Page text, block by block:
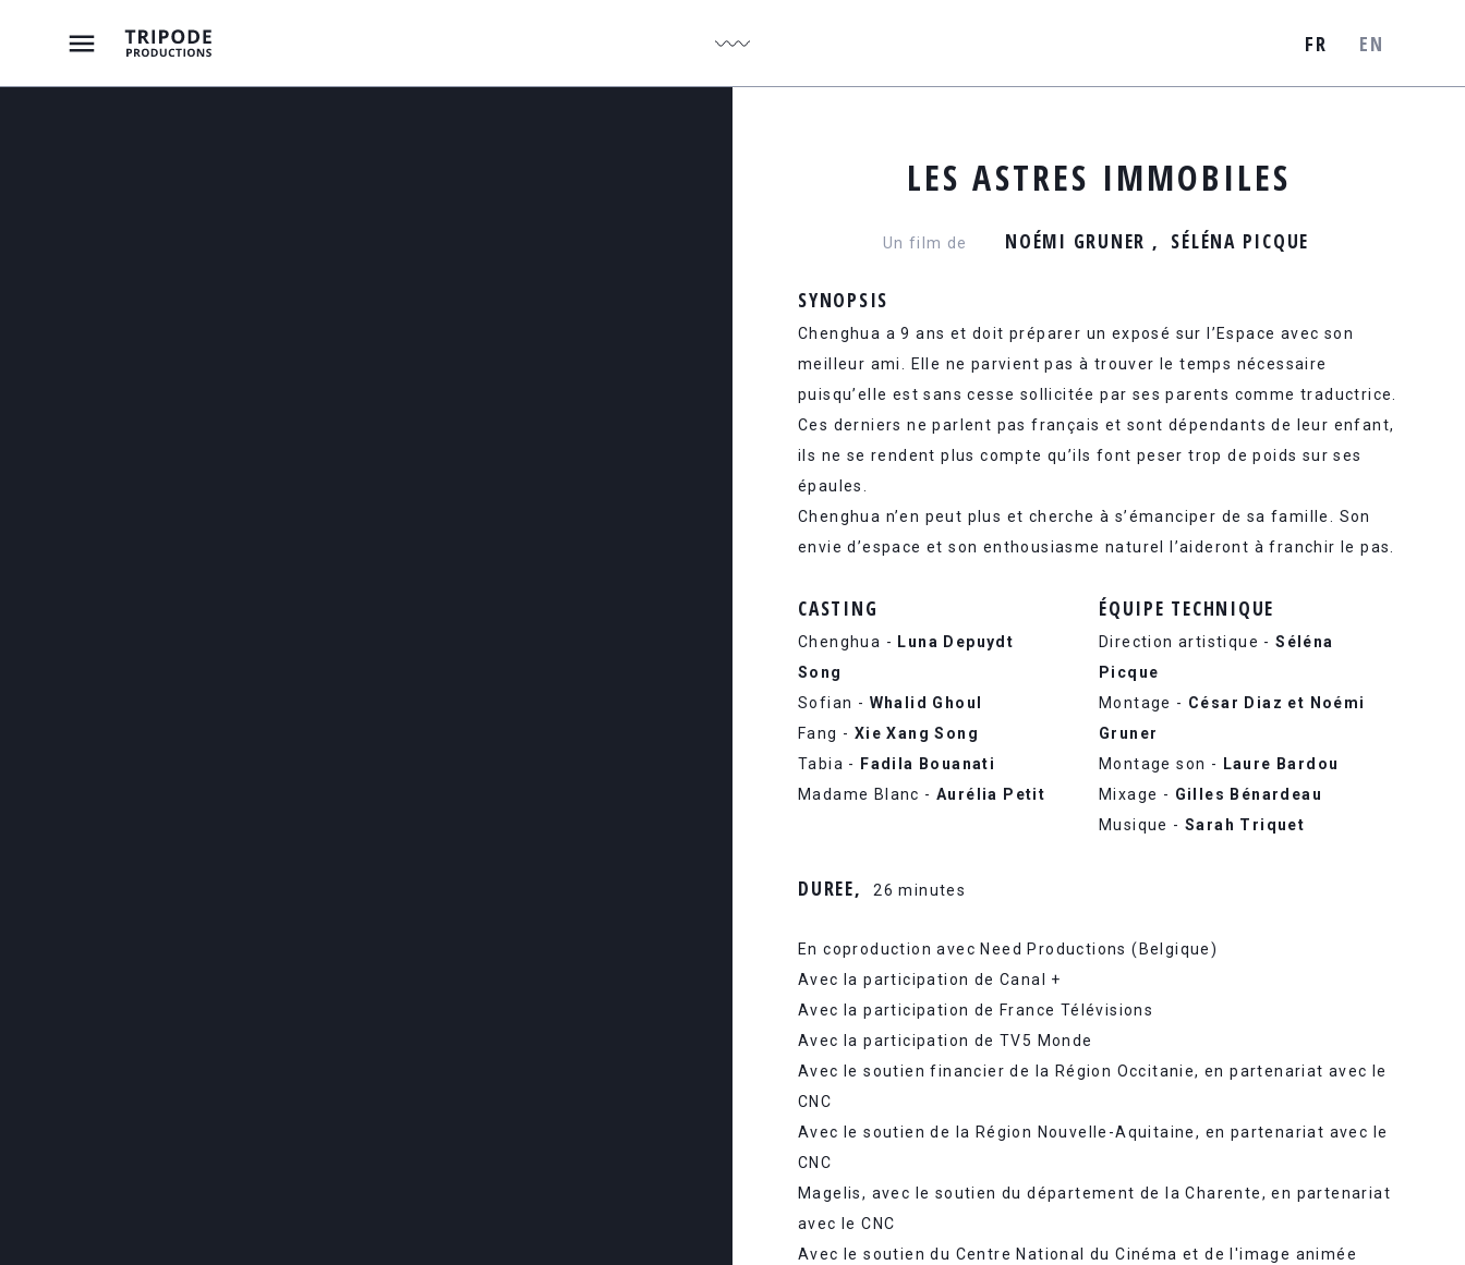
LES ASTRES IMMOBILES
Un film de NOÉMI GRUNER SÉLÉNA PICQUE
SYNOPSIS
Chenghua a 9 ans et doit préparer un exposé sur l’Espace avec son
meilleur ami. Elle ne parvient pas à trouver le temps nécessaire
puisqu’elle est sans cesse sollicitée par ses parents comme traductrice.
Ces derniers ne parlent pas français et sont dépendants de leur enfant,
ils ne se rendent plus compte qu’ils font peser trop de poids sur ses
épaules.
Chenghua n’en peut plus et cherche à s’émanciper de sa famille. Son
envie d’espace et son enthousiasme naturel l’aideront à franchir le pas.
CASTING
Chenghua - Luna Depuydt
Song
Sofian - Whalid Ghoul
Fang - Xie Xang Song
Tabia -
Fadila Bouanati
Madame Blanc - Aurélia Petit
ÉQUIPE TECHNIQUE
Direction artistique -Séléna
Picque
Montage - César Diaz et Noémi
Gruner
Montage son -
Laure Bardou
Mixage - Gilles Bénardeau
Musique - Sarah Triquet
DUREE 26 minutes
En coproduction avec Need Productions (Belgique)
Avec la participation de Canal +
Avec la participation de France Télévisions
Avec la participation de TV5 Monde
Avec le soutien financier de la Région Occitanie, en partenariat avec le
CNC
Avec le soutien de la Région Nouvelle-Aquitaine, en partenariat avec le
CNC
Magelis, avec le soutien du département de la Charente, en partenariat
avec le CNC
Avec le soutien du Centre National du Cinéma et de l'image animée
FR EN